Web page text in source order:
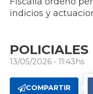
indicios y
POLICIALES
13/05/2026 - 11:43hs
COMPARTIR